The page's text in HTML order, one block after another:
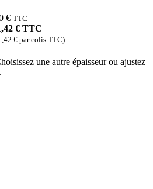
€ TTC
€ TTC
€ par colis TTC)
une autre épaisseur ou ajustez